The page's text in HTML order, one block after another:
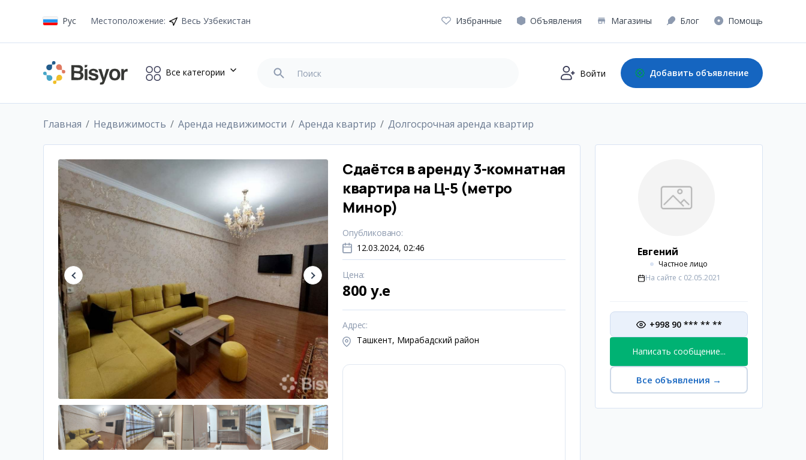
Рус Местоположение: Весь Узбекистан Избранные Объявления Магазины Блог Помощь
Все категории Войти Добавить объявление
Главная Недвижимость Аренда недвижимости Аренда квартир Долгосрочная аренда квартир
Сдаётся в аренду 3-комнатная
квартира на Ц-5 (метро
Минор)
Опубликовано:
12.03.2024, 02:46
Цена:
800 y.e
Адрес:
Ташкент, Мирабадский район
Евгений
Частное лицо
На сайте с 02.05.2021
+998 90 *** ** **
Написать сообщение...
Все объявления →